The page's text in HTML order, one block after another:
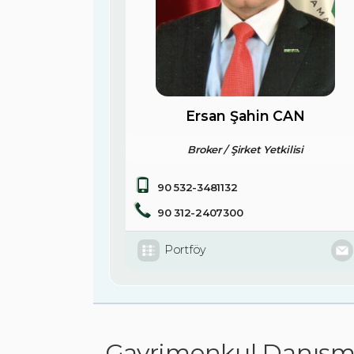
Ersan Şahin CAN
Broker / Şirket Yetkilisi
90 532-3481132
90 312-2407300
Portföy